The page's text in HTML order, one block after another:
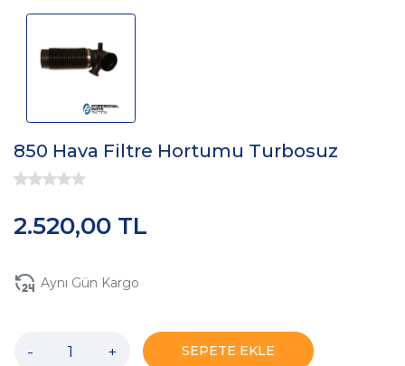
850 Hava Filtre Hortumu Turbosuz
2.520,00 TL
Aynı Gün Kargo
- + SEPETE EKLE